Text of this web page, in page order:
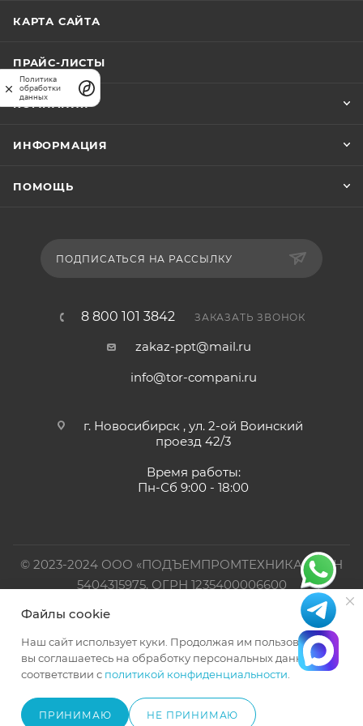
помощником на вашем складе или производстве.
КАРТА САЙТА
ПРАЙС-ЛИСТЫ
КОМПАНИЯ
ИНФОРМАЦИЯ
ПОМОЩЬ
ПОДПИСАТЬСЯ НА РАССЫЛКУ
8 800 101 3842 ЗАКАЗАТЬ ЗВОНОК
zakaz-ppt@mail.ru
info@tor-compani.ru
г. Новосибирск , ул. 2-ой Воинский
проезд 42/3
Время работы:
Пн-Сб 9:00 - 18:00
© 2023-2024 ООО «ПОДЪЕМПРОМТЕХНИКА». ИНН
5404315975, ОГРН 1235400006600
Официальный представитель TOR INDUSTRIES
Файлы cookie
Наш сайт использует куки. Продолжая им пользоваться,
вы соглашаетесь на обработку персональных данных в
соответствии с политикой конфиденциальности
ПРИНИМАЮ НЕ ПРИНИМАЮ
Политика
обработки
данных